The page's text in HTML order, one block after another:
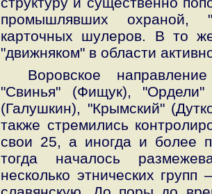
промышлявших охраной,
карточных шулеров. В то
"движняком" в области
Воровское
"Свинья" (Фищук),
(Галушкин), "Крымский"
также стремились
свои 25, а иногда и более
тогда началось
несколько этнических